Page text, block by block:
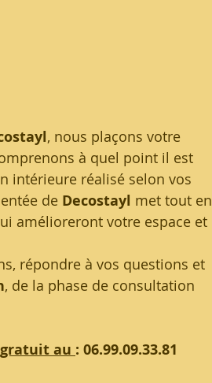
, nous plaçons votre
à quel point il est
intérieure réalisé selon vos
de Decostayl met tout en
amélioreront votre espace et
répondre à vos questions et
, de la phase de consultation
au : 06.99.09.33.81